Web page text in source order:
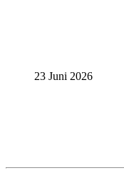
23 Juni 2026